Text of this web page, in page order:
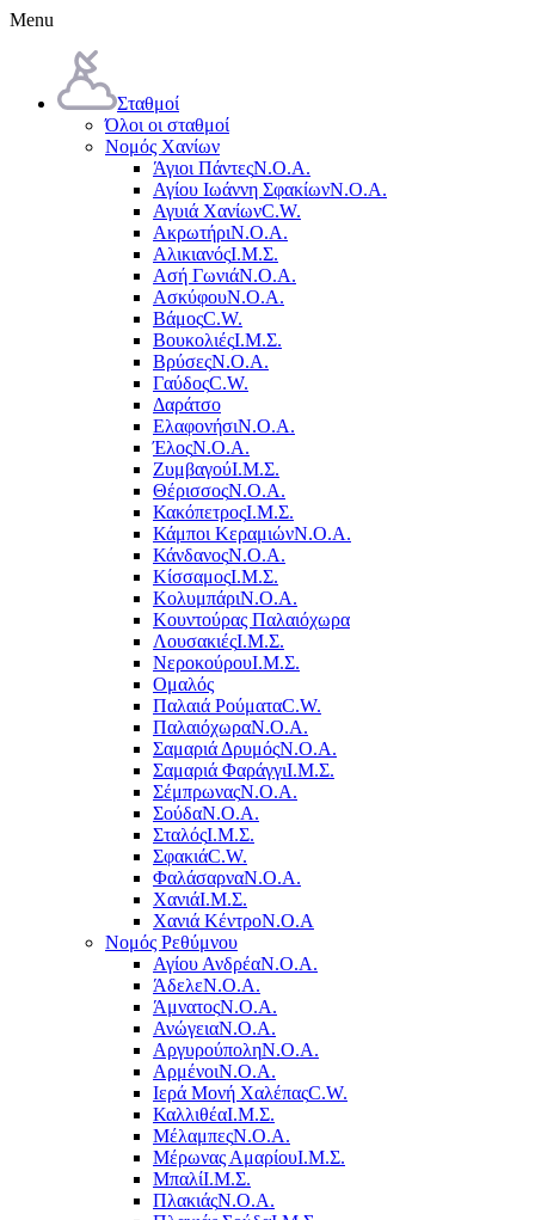
Menu
Σταθμοί
Όλοι οι σταθμοί
Νομός Χανίων
Άγιοι ΠάντεςΝ.Ο.Α.
Αγίου Ιωάννη ΣφακίωνΝ.Ο.Α.
Αγυιά ΧανίωνC.W.
ΑκρωτήριΝ.Ο.Α.
ΑλικιανόςΙ.Μ.Σ.
Ασή ΓωνιάΝ.Ο.Α.
ΑσκύφουΝ.Ο.Α.
ΒάμοςC.W.
ΒουκολιέςΙ.Μ.Σ.
ΒρύσεςΝ.Ο.Α.
ΓαύδοςC.W.
Δαράτσο
ΕλαφονήσιΝ.Ο.Α.
ΈλοςΝ.Ο.Α.
ΖυμβαγούΙ.Μ.Σ.
ΘέρισσοςΝ.Ο.Α.
ΚακόπετροςΙ.Μ.Σ.
Κάμποι ΚεραμιώνΝ.Ο.Α.
ΚάνδανοςΝ.Ο.Α.
ΚίσσαμοςΙ.Μ.Σ.
ΚολυμπάριΝ.Ο.Α.
Κουντούρας Παλαιόχωρα
ΛουσακιέςΙ.Μ.Σ.
ΝεροκούρουΙ.Μ.Σ.
Ομαλός
Παλαιά ΡούματαC.W.
ΠαλαιόχωραΝ.Ο.Α.
Σαμαριά ΔρυμόςΝ.Ο.Α.
Σαμαριά ΦαράγγιΙ.Μ.Σ.
ΣέμπρωναςΝ.Ο.Α.
ΣούδαΝ.Ο.Α.
ΣταλόςΙ.Μ.Σ.
ΣφακιάC.W.
ΦαλάσαρναΝ.Ο.Α.
ΧανιάΙ.Μ.Σ.
Χανιά ΚέντροN.O.A
Νομός Ρεθύμνου
Αγίου ΑνδρέαΝ.Ο.Α.
ΆδελεΝ.Ο.Α.
ΆμνατοςΝ.Ο.Α.
ΑνώγειαΝ.Ο.Α.
ΑργυρούποληΝ.Ο.Α.
ΑρμένοιΝ.Ο.Α.
Ιερά Μονή ΧαλέπαςC.W.
ΚαλλιθέαΙ.Μ.Σ.
ΜέλαμπεςΝ.Ο.Α.
Μέρωνας ΑμαρίουΙ.Μ.Σ.
ΜπαλίΙ.Μ.Σ.
ΠλακιάςΝ.Ο.Α.